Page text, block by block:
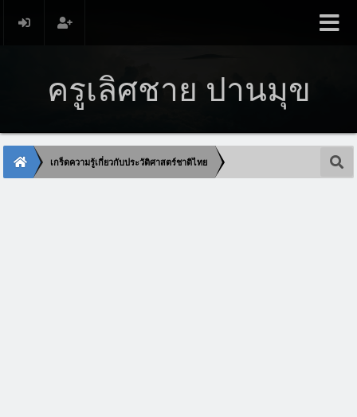
ครูเลิศชาย ปานมุข
เกร็ดความรู้เกี่ยวกับประวัติศาสตร์ชาติไทย